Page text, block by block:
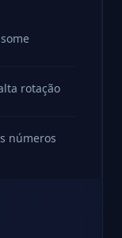
rotação
números